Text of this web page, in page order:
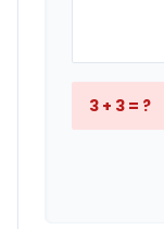
3 + 3 = ?